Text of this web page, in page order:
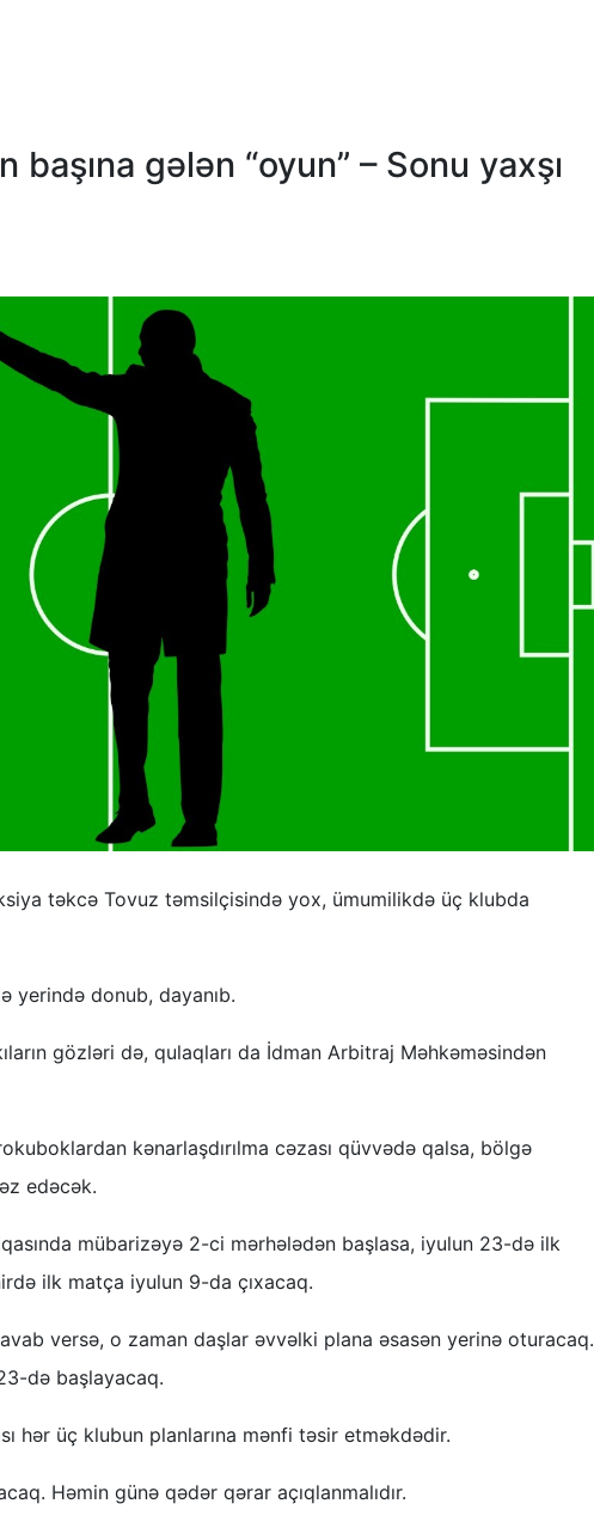
gələn “oyun” – Sonu yaxşı
təkcə Tovuz təmsilçisində yox, ümumilikdə üç klubda
yerində donub, dayanıb.
gözləri də, qulaqları da İdman Arbitraj Məhkəməsindən
kənarlaşdırılma cəzası qüvvədə qalsa, bölgə
edəcək.
mübarizəyə 2-ci mərhələdən başlasa, iyulun 23-də ilk
ilk matça iyulun 9-da çıxacaq.
versə, o zaman daşlar əvvəlki plana əsasən yerinə oturacaq.
də başlayacaq.
hər üç klubun planlarına mənfi təsir etməkdədir.
Həmin günə qədər qərar açıqlanmalıdır.